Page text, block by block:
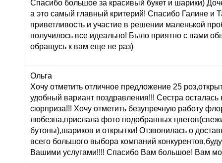
Спасибо большое за красивый букет и шарики)
а это самый главный критерий! Спасибо Галине и
приветливость и участие в решении маленькой
получилось все идеально! Было приятно с вами
обращусь к вам еще не раз)
Ольга
Хочу отметить отличное предложение 25
удобный вариант поздравления!!! Сестра осталась
сюрприза!!! Хочу отметить безупречную работу
любезна,прислала фото подобранных
бутоны),шариков и открытки! Отзвонилась о
всего большого выбора компаний
Вашими услугами!!!! Спасибо Вам большое! Вам